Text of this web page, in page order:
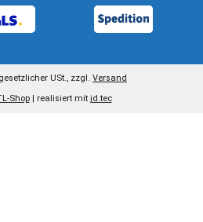
USt., zzgl. Versand
Shop | realisiert mit jd.tec